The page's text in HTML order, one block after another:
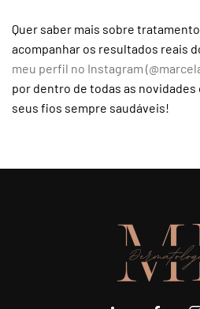
Quer saber mais sobre
acompanhar os resultados reais
meu perfil no Instagram
por dentro de todas as
seus fios sempre saudáveis!